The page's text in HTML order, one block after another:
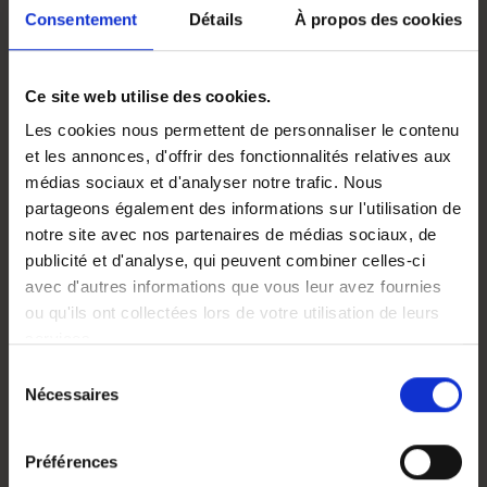
Consentement Détails À propos des cookies
Ce site web utilise des cookies.
Les cookies nous permettent de personnaliser le contenu
et les annonces, d'offrir des fonctionnalités relatives aux
médias sociaux et d'analyser notre trafic. Nous
partageons également des informations sur l'utilisation de
notre site avec nos partenaires de médias sociaux, de
publicité et d'analyse, qui peuvent combiner celles-ci
avec d'autres informations que vous leur avez fournies
ou qu'ils ont collectées lors de votre utilisation de leurs
Nécessaires
Préférences
s’agit également de fournir un service rapide et fiable.
ou des préoccupations. Ensemble, nous travaillerons
pour que votre fauteuil roulant électrique demeure un
partenaire fiable dans votre vie active et indépendante.
Retrouvez nos coordonnées ici.
COMMENT NOUS TRAVAILLONS SUR LES
QUESTIONS ENVIRONNEMENTALES
Chez Eloflex, nous prenons notre responsabilité envers
l’environnement avec le plus grand sérieux. Nous nous
climatique de nos fauteuils roulants électriques en nous
de transport durables et en réduisant les émissions de
gaz à effet de serre lorsque cela est possible.